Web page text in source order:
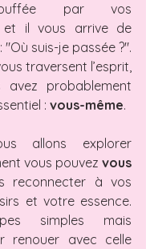
par vos
et il vous arrive de
suis-je passée ?".
traversent l’esprit,
avez probablement
: vous-même.
allons explorer
vous pouvez vous
reconnecter à vos
et votre essence.
simples mais
renouer avec celle